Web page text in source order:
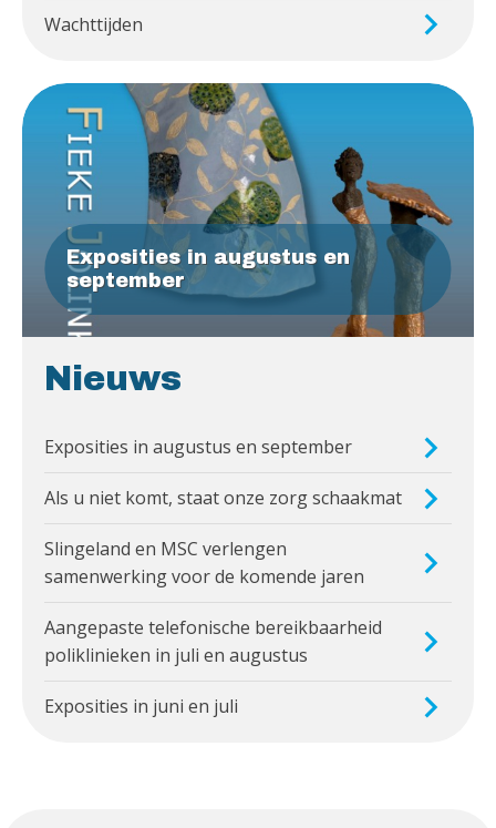
Wachttijden
Exposities in augustus en
september
Nieuws
Exposities in augustus en september
Als u niet komt, staat onze zorg schaakmat
Slingeland en MSC verlengen
samenwerking voor de komende jaren
Aangepaste telefonische bereikbaarheid
poliklinieken in juli en augustus
Exposities in juni en juli